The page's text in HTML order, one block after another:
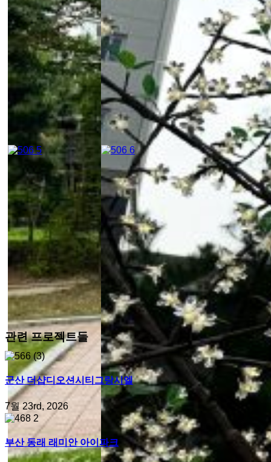
관련 프로젝트들
군산 더샵디오션시티그랑시엘
7월 23rd, 2026
부산 동래 래미안 아이파크